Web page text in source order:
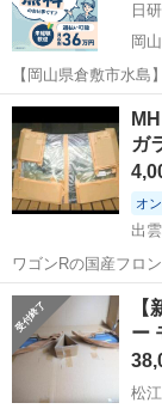
日
岡
【岡山県倉敷市水
《お仕事No.NS0089》 お仕事について 車の組立作業です。専用
に乗って流れてくる
り・ドア・シートな
岡山 倉敷市
ガ
オ
出
ワゴンRの国産フロ
は特に効果を感じま
れませんが、ヒビ
ブルーのぼかしが入
島根 出雲市
外装、車外用品ー
松